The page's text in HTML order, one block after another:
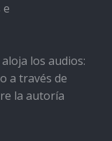
e
los audios:
a través de
la autoría